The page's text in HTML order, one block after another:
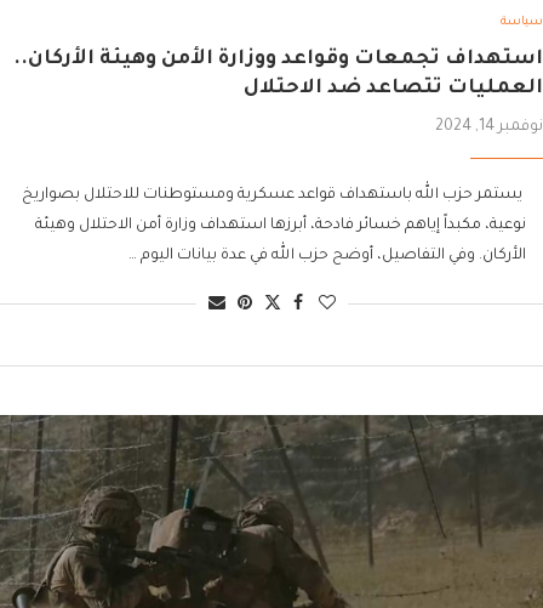
سياسة
استهداف تجمعات وقواعد ووزارة الأمن وهيئة الأركان..
العمليات تتصاعد ضد الاحتلال
نوفمبر 14, 2024
يستمر حزب الله باستهداف قواعد عسكرية ومستوطنات للاحتلال بصواريخ
نوعية، مكبداً إياهم خسائر فادحة، أبرزها استهداف وزارة أمن الاحتلال وهيئة
الأركان. وفي التفاصيل، أوضح حزب الله في عدة بيانات اليوم …